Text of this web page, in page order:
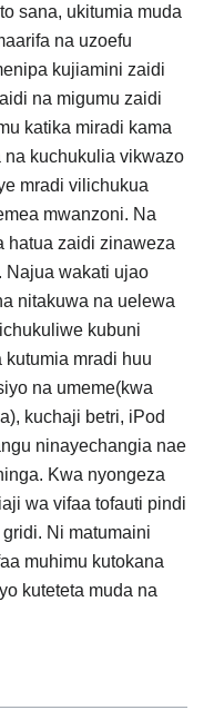
sana, ukitumia muda
na uzoefu
kujiamini zaidi
na migumu zaidi
katika miradi kama
na kuchukulia vikwazo
mradi vilichukua
mwanzoni. Na
hatua zaidi zinaweza
Najua wakati ujao
nitakuwa na uelewa
kubuni
mradi huu
na umeme(kwa
kuchaji betri, iPod
ninayechangia nae
Kwa nyongeza
wa vifaa tofauti pindi
Ni matumaini
muhimu kutokana
kuteteta muda na